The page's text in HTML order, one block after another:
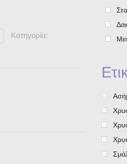
Κατηγορία: